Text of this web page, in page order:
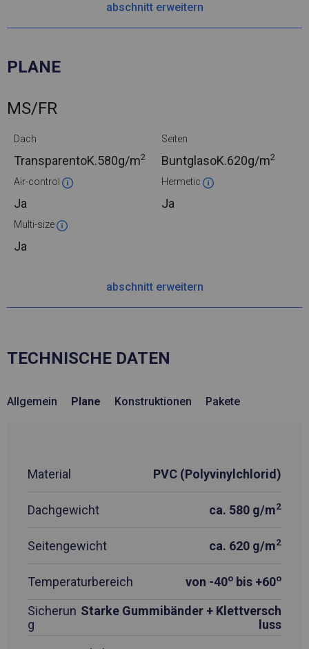
abschnitt erweitern
PLANE
MS/FR
Dach
TransparentoK.580g/m2
Seiten
BuntglasoK.620g/m2
Air-control
Ja
Hermetic
Ja
Multi-size
Ja
abschnitt erweitern
TECHNISCHE DATEN
Allgemein Plane Konstruktionen Pakete
Material PVC (Polyvinylchlorid)
Dachgewicht ca. 580 g/m2
Seitengewicht ca. 620 g/m2
Temperaturbereich von -40o bis +60o
Sicherun
g
Starke Gummibänder + Klettversch
luss